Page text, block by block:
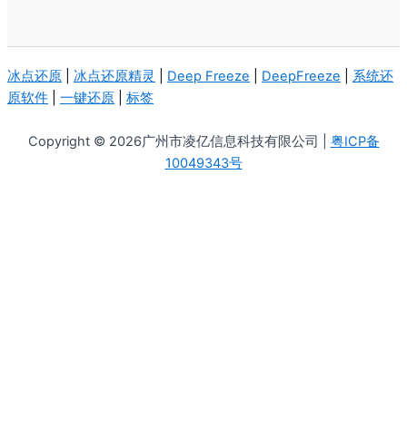
冰点还原 冰点还原精灵 Deep Freeze DeepFreeze
系统还
原软件
一键还原 标签
Copyright © 2026广州市凌亿信息科技有限公司 | 粤ICP备
10049343号